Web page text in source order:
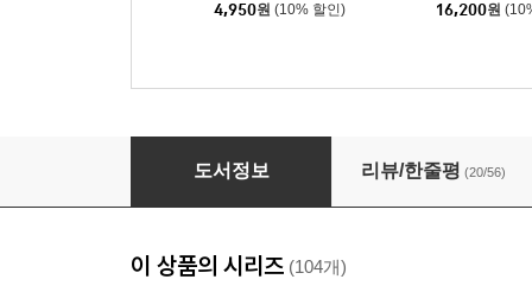
4,950원 (10% 할인) 16,200원
열혈강호 54
도서정보 리뷰/한줄평 (20/56)
이 상품의 시리즈 (104개)